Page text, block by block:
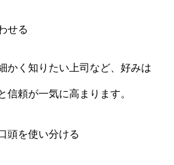
せる
かく知りたい上司など、好みは
信頼が一気に高まります。
頭を使い分ける